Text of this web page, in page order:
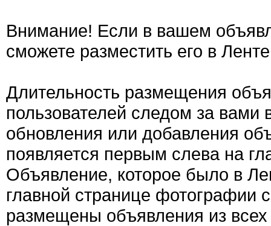
Внимание! Если в вашем
сможете разместить его в
Длительность размещения
пользователей следом за вами
обновления или добавления
появляется первым слева на
Объявление, которое было в
главной странице фотографии
размещены объявления из всех